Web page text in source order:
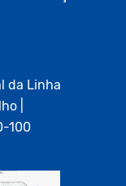
da Linha
|
100